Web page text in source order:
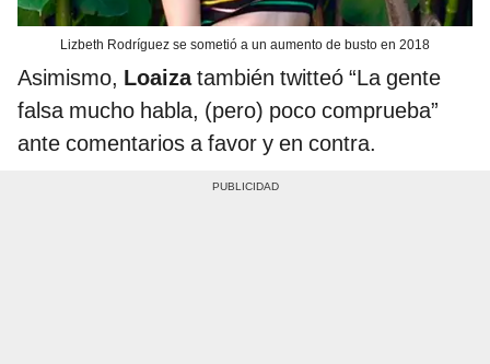
Lizbeth Rodríguez se sometió a un aumento de busto en 2018
Asimismo, Loaizatambién twitteó “La gente
falsa mucho habla, (pero) poco comprueba”
ante comentarios a favor y en contra.